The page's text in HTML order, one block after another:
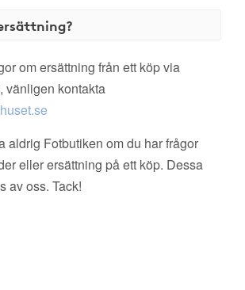
om ersättning från ett köp via
vänligen kontakta
aldrig Fotbutiken om du har frågor
eller ersättning på ett köp. Dessa
av oss. Tack!